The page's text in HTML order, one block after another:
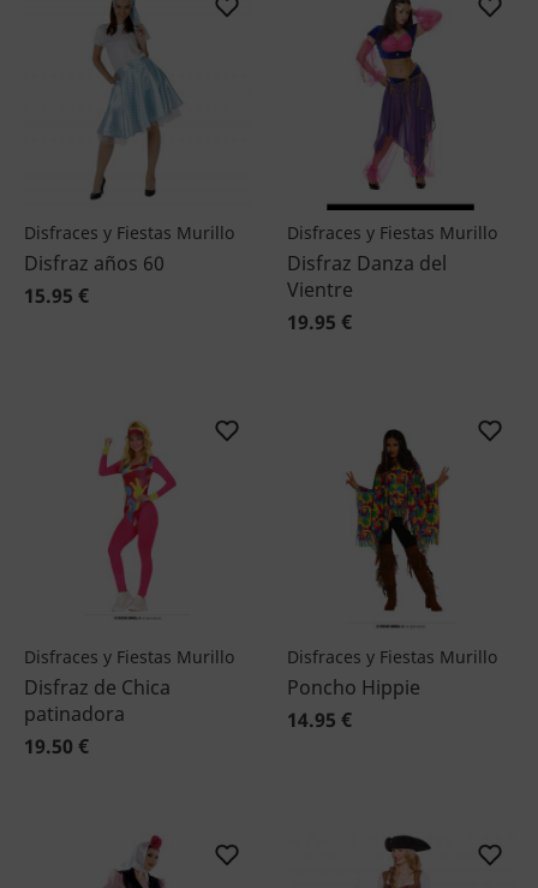
Disfraces y Fiestas Murillo
Disfraz años 60
15.95 €
Disfraces y Fiestas Murillo
Disfraz Danza del
Vientre
19.95 €
Disfraces y Fiestas Murillo
Disfraz de Chica
patinadora
19.50 €
Disfraces y Fiestas Murillo
Poncho Hippie
14.95 €